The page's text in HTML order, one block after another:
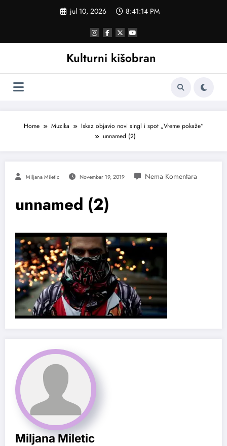
jul 10, 2026 8:41:15 PM
Kulturni kišobran
Home Muzika
Iskaz objavio novi singl i spot „Vreme pokaže“
unnamed (2)
Miljana Miletic Novembar 19, 2019
unnamed (2)
Miljana Miletic